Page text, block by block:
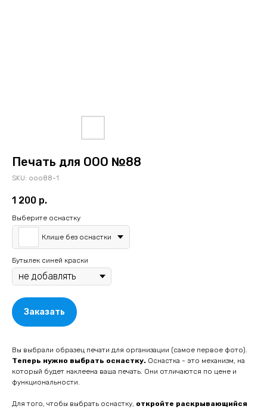
Печать для ООО №88
SKU: ooo88-1
1 200 р.
Выберите оснастку
Клише без оснастки
Бутылек синей краски
Заказать
Вы выбрали образец печати для организации (самое первое фото).
Теперь нужно выбрать оснастку. Оснастка - это механизм, на
который будет наклеена ваша печать. Они отличаются по цене и
функциональности.
Для того, чтобы выбрать оснастку, откройте раскрывающийся